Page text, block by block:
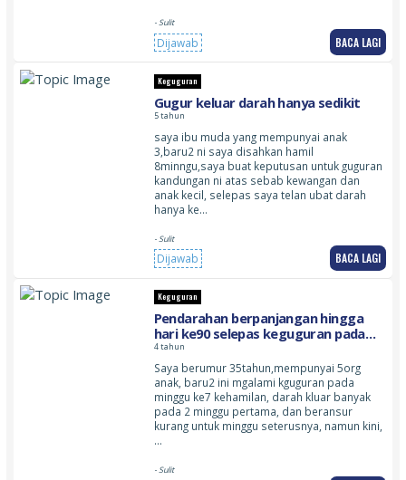
- Sulit
Dijawab BACA LAGI
Keguguran
Gugur keluar darah hanya sedikit
5 tahun
saya ibu muda yang mempunyai anak
3,baru2 ni saya disahkan hamil
8minngu,saya buat keputusan untuk guguran
kandungan ni atas sebab kewangan dan
anak kecil, selepas saya telan ubat darah
hanya ke…
- Sulit
Dijawab BACA LAGI
Keguguran
Pendarahan berpanjangan hingga
hari ke90 selepas keguguran pada
minggu ke7
4 tahun
Saya berumur 35tahun,mempunyai 5org
anak, baru2 ini mgalami kguguran pada
minggu ke7 kehamilan, darah kluar banyak
pada 2 minggu pertama, dan beransur
kurang untuk minggu seterusnya, namun kini,
…
- Sulit